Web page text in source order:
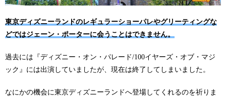
東京ディズニーランドのレギュラーショーパレやグリーティングな
どではジェーン・ポーターに会うことはできません。
過去には『ディズニー・オン・パレード/100イヤーズ・オブ・マジ
ック』には出演していましたが、現在は終了してしまいました。
なにかの機会に東京ディズニーランドへ登場してくれるのを祈りま